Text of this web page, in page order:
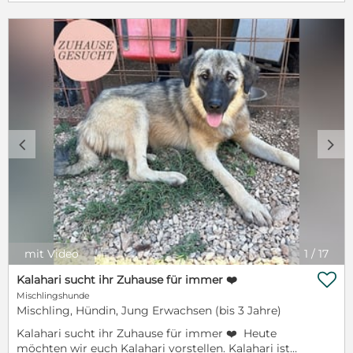
Tierheim schon kennenlernen, fühlt sich sehr wohl in
ihrem Umfeld & schmust und kuschelt gerne mit
ihnen. Sie ist verträglich mit anderen Hunden & lebt
aktuell mit einem anderen Hund im Zwinger. Rosa
könnte auch als Zweithund in eine Familie ziehen.
Rosa ist sehr wahrscheinlich ein Herdenschutzhund
Mischling und sucht Menschen, die sich mit der
Genetik dieser Rasse auseinandergesetzt haben und
ihm ein Artgerechtes Leben ermöglichen können.
Rosa ist nicht für die Vermittlung in ein urbanes
Umfeld geeignet und sucht eine Familie, die in
einem ruhigeren Umfeld lebt. ❤️ Rosa ❤️
Herdenschutzhund Mix ❤️ ca. 70cm hoch ❤️ ca. 10
Monate jung ❤️ geimpft, gechipt, entwurmt, noch
nicht kastriert ❤️ verspielt, verschmust,
menschenbezogen ❤️ verträglich mit Artgenossen ❤️
Verträglichkeit mit Katzen nicht bekannt ❤️ wartet in
Kroatien
1 / 17
c d
mit Video
Kalahari sucht ihr Zuhause für immer ❤️
Mischlingshunde
Mischling, Hündin, Jung Erwachsen (bis 3 Jahre)
Kalahari sucht ihr Zuhause für immer ❤️ Heute
möchten wir euch Kalahari vorstellen. Kalahari ist
